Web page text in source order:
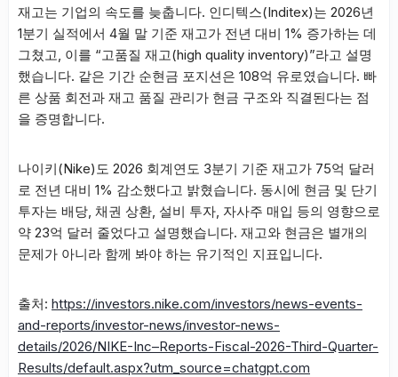
재고는 기업의 속도를 늦춥니다. 인디텍스(Inditex)는 2026년
1분기 실적에서 4월 말 기준 재고가 전년 대비 1% 증가하는 데
그쳤고, 이를 “고품질 재고(high quality inventory)”라고 설명
했습니다. 같은 기간 순현금 포지션은 108억 유로였습니다. 빠
른 상품 회전과 재고 품질 관리가 현금 구조와 직결된다는 점
을 증명합니다.
나이키(Nike)도 2026 회계연도 3분기 기준 재고가 75억 달러
로 전년 대비 1% 감소했다고 밝혔습니다. 동시에 현금 및 단기
투자는 배당, 채권 상환, 설비 투자, 자사주 매입 등의 영향으로
약 23억 달러 줄었다고 설명했습니다. 재고와 현금은 별개의
문제가 아니라 함께 봐야 하는 유기적인 지표입니다.
출처: https://investors.nike.com/investors/news-events-
and-reports/investor-news/investor-news-
details/2026/NIKE-Inc–Reports-Fiscal-2026-Third-Quarter-
Results/default.aspx?utm_source=chatgpt.com